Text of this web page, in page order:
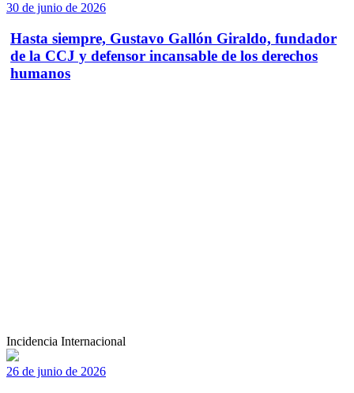
30 de junio de 2026
Hasta siempre, Gustavo Gallón Giraldo, fundador
de la CCJ y defensor incansable de los derechos
humanos
Incidencia Internacional
26 de junio de 2026